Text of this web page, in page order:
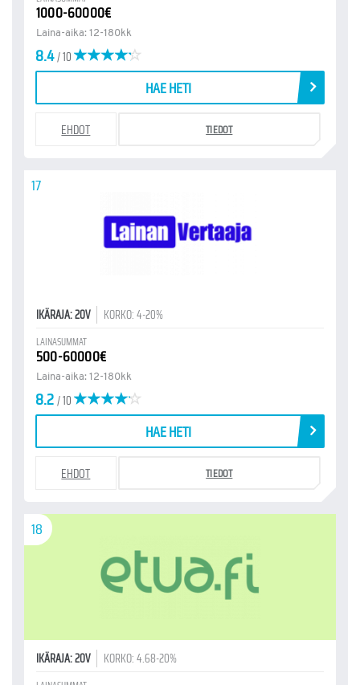
1000-60000€
Laina-aika: 12-180kk
8.4/ 10
HAE HETI
EHDOT TIEDOT
17
IKÄRAJA: 20V KORKO: 4-20%
LAINASUMMAT
500-60000€
Laina-aika: 12-180kk
8.2/ 10
HAE HETI
EHDOT TIEDOT
18
IKÄRAJA: 20V KORKO: 4.68-20%